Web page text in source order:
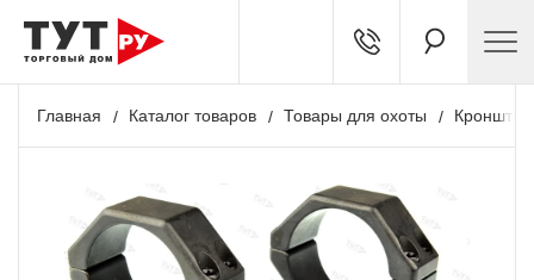
Главная Каталог товаров Товары для охоты